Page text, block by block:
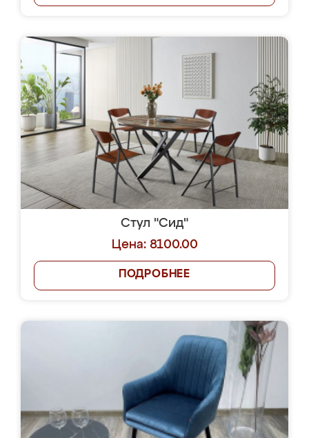
Стул "Сид"
Цена: 8100.00
ПОДРОБНЕЕ